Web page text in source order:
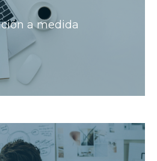
a medida